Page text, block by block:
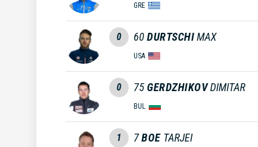
GRE
0 60 DURTSCHIMAX
USA
0 75GERDZHIKOVDIMITAR
BUL
1 7BOE TARJEI